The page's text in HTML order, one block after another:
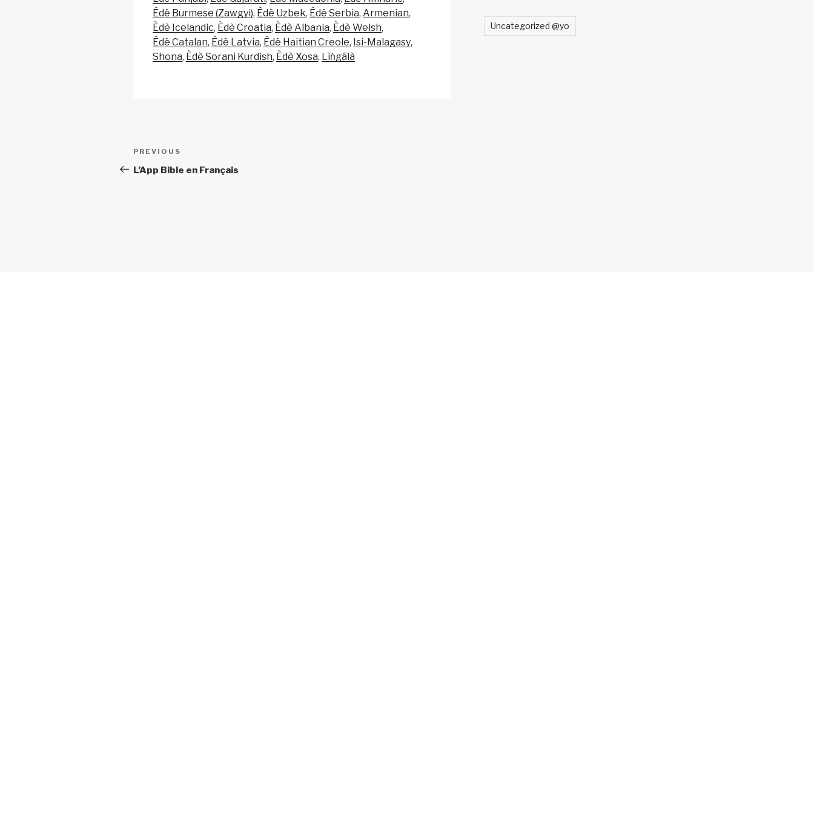
Èdè Burmese (Zawgyi) Èdè Uzbek Èdè Serbia Armenian
Èdè Icelandic Èdè Croatia Èdè Albania Èdè Welsh
Èdè Catalan Èdè Latvia Èdè Haitian Creole Isi-Malagasy
Shona Èdè Sorani Kurdish Èdè Xosa Lìǹgálà
Post
navigation
Previous
Post
PREVIOUS
L’App Bible en Français
Uncategorized @yo